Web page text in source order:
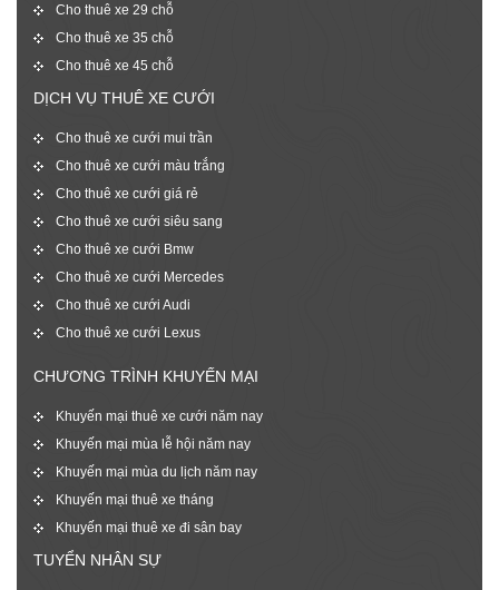
Cho thuê xe 29 chỗ
Cho thuê xe 35 chỗ
Cho thuê xe 45 chỗ
DỊCH VỤ THUÊ XE CƯỚI
Cho thuê xe cưới mui trần
Cho thuê xe cưới màu trắng
Cho thuê xe cưới giá rẻ
Cho thuê xe cưới siêu sang
Cho thuê xe cưới Bmw
Cho thuê xe cưới Mercedes
Cho thuê xe cưới Audi
Cho thuê xe cưới Lexus
CHƯƠNG TRÌNH KHUYẾN MẠI
Khuyến mại thuê xe cưới năm nay
Khuyến mại mùa lễ hội năm nay
Khuyến mại mùa du lịch năm nay
Khuyến mại thuê xe tháng
Khuyến mại thuê xe đi sân bay
TUYỂN NHÂN SỰ